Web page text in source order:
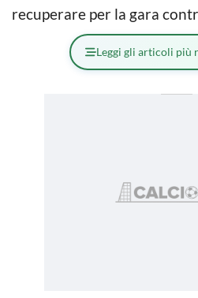
recuperare per la gara
Leggi gli articoli più